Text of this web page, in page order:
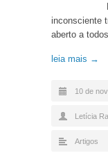
Letícia
inconsciente
aberto a
leia mais →
10 de
Letícia
Artigos